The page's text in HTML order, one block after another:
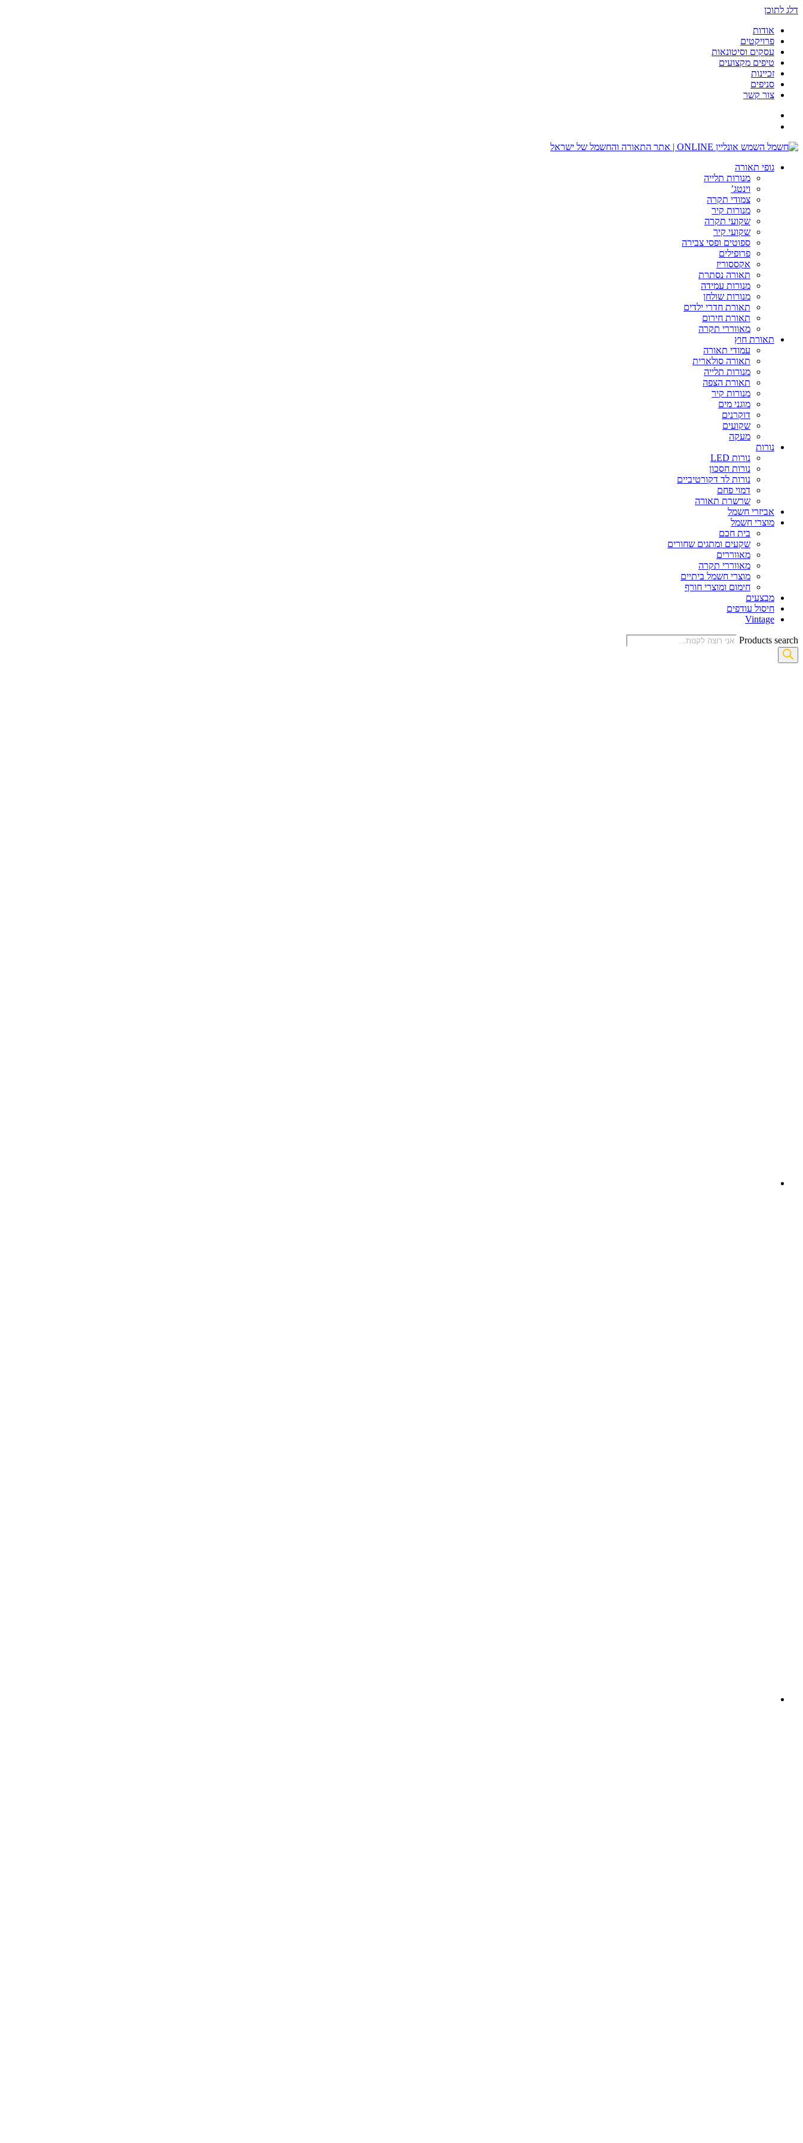
דלג לתוכן
אודות
פרויקטים
עסקים וסיטונאות
טיפים מקצועים
זכיינות
סניפים
צור קשר
גופי תאורה
מנורות תלייה
וינטג’
צמודי תקרה
מנורות קיר
שקועי תקרה
שקועי קיר
ספוטים ופסי צבירה
פרופילים
אקססוריז
תאורה נסתרת
מנורות עמידה
מנורות שולחן
תאורת חדרי ילדים
תאורת חירום
מאווררי תקרה
תאורת חוץ
עמודי תאורה
תאורה סולארית
מנורות תלייה
תאורת הצפה
מנורות קיר
מוגני מים
דוקרנים
שקועים
מעקה
נורות
נורות LED
נורות חסכון
נורות לד דקורטיביים
דמוי פחם
שרשרת תאורה
אביזרי חשמל
מוצרי חשמל
בית חכם
שקעים ומתגים שחורים
מאווררים
מאווררי תקרה
מוצרי חשמל ביתיים
חימום ומוצרי חורף
מבצעים
חיסול עודפים
Vintage
Products search